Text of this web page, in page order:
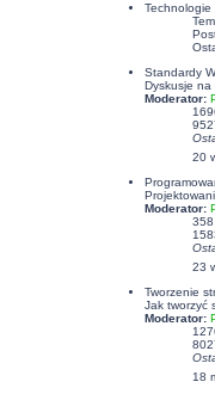
Technologie
Standardy
Dyskusje na
Moderator:
20
Moderator:
358
23
Tworzenie
Jak tworzyć
Moderator:
18